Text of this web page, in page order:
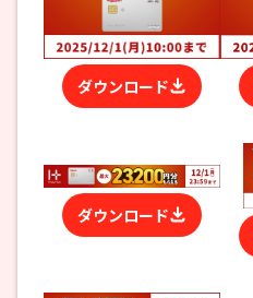
ダウンロード
ダウンロード